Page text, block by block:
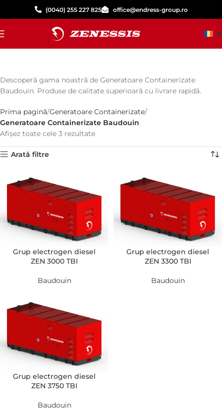
(0040) 255 227 825 office@endress-group.ro
Descoperă gama noastră de Generatoare Containerizate
Baudouin. Produse de calitate superioară cu livrare rapidă.
Prima pagină Generatoare Containerizate
Generatoare Containerizate Baudouin
Afișez toate cele 3 rezultate
Arată filtre
Grup electrogen diesel
ZEN 3000 TBI
Baudouin
Grup electrogen diesel
ZEN 3300 TBI
Baudouin
Grup electrogen diesel
ZEN 3750 TBI
Baudouin